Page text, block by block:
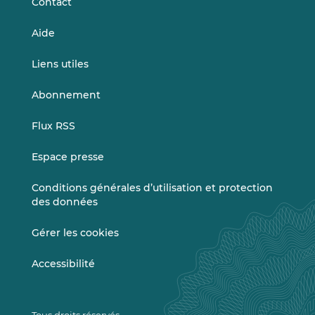
Aide
Liens utiles
Abonnement
Flux RSS
Espace presse
Conditions générales d’utilisation et protection
des données
Gérer les cookies
Accessibilité